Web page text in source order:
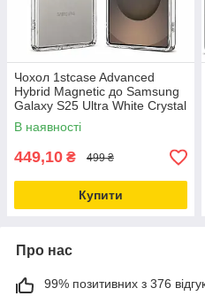
Чохол 1stcase Advanced
Hybrid Magnetic до Samsung
Galaxy S25 Ultra White Crystal
(STS1001)
В наявності
449,10 ₴ 499 ₴
Купити
Про нас
99% позитивних з 376